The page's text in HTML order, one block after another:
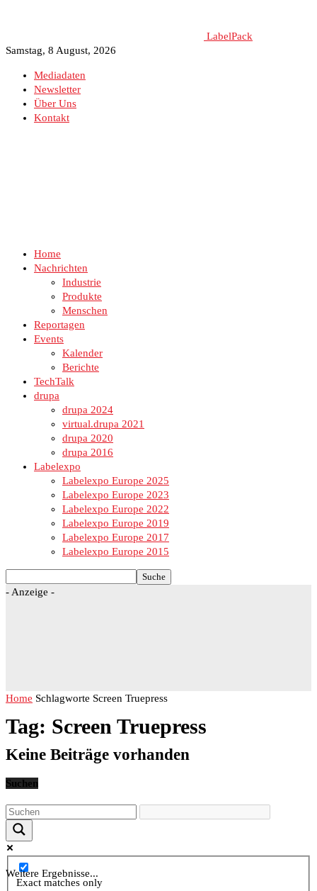
LabelPack
Samstag, 8 August, 2026
Mediadaten
Newsletter
Über Uns
Kontakt
Home
Nachrichten
Industrie
Produkte
Menschen
Reportagen
Events
Kalender
Berichte
TechTalk
drupa
drupa 2024
virtual.drupa 2021
drupa 2020
drupa 2016
Labelexpo
Labelexpo Europe 2025
Labelexpo Europe 2023
Labelexpo Europe 2022
Labelexpo Europe 2019
Labelexpo Europe 2017
Labelexpo Europe 2015
- Anzeige -
Home Schlagworte Screen Truepress
Tag: Screen Truepress
Keine Beiträge vorhanden
Suchen
Weitere Ergebnisse...
Exact matches only